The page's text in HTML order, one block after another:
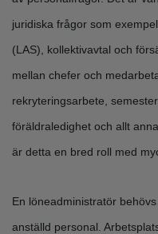
juridiska frågor som
(LAS), kollektivavtal och
mellan chefer och
rekryteringsarbete,
föräldraledighet och allt
är detta en bred roll med
En löneadministratör
anställd personal.